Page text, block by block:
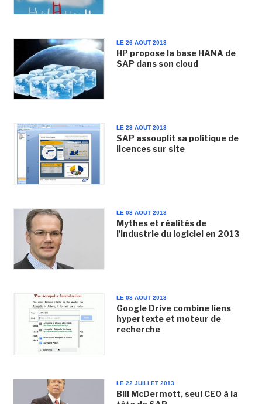
LE 26 AOUT 2013
HP propose la base HANA de
SAP dans son cloud
LE 23 AOUT 2013
SAP assouplit sa politique de
licences sur site
LE 08 AOUT 2013
Mythes et réalités de
l'industrie du logiciel en 2013
LE 08 AOUT 2013
Google Drive combine liens
hypertexte et moteur de
recherche
LE 22 JUILLET 2013
Bill McDermott, seul CEO à la